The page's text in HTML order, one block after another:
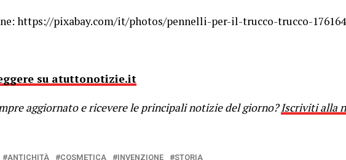
https://pixabay.com/it/photos/pennelli-per-il-trucco-trucco-
su atuttonotizie.it
aggiornato e ricevere le principali notizie del giorno?Iscriviti alla
ANTICHITÀ COSMETICA INVENZIONE STORIA